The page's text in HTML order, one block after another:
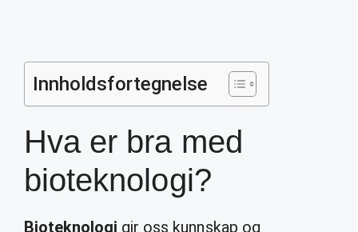
Innholdsfortegnelse
Hva er bra med
bioteknologi?
Bioteknologi gir oss kunnskap og